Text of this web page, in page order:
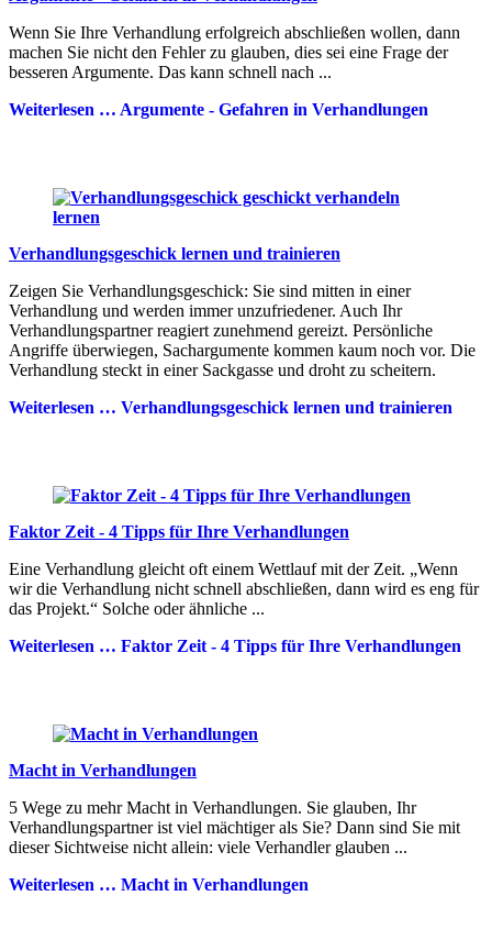
Wenn Sie Ihre Verhandlung erfolgreich abschließen wollen, dann
machen Sie nicht den Fehler zu glauben, dies sei eine Frage der
besseren Argumente. Das kann schnell nach ...
Weiterlesen … Argumente - Gefahren in Verhandlungen
Verhandlungsgeschick lernen und trainieren
Zeigen Sie Verhandlungsgeschick: Sie sind mitten in einer
Verhandlung und werden immer unzufriedener. Auch Ihr
Verhandlungspartner reagiert zunehmend gereizt. Persönliche
Angriffe überwiegen, Sachargumente kommen kaum noch vor. Die
Verhandlung steckt in einer Sackgasse und droht zu scheitern.
Weiterlesen … Verhandlungsgeschick lernen und trainieren
Faktor Zeit - 4 Tipps für Ihre Verhandlungen
Eine Verhandlung gleicht oft einem Wettlauf mit der Zeit. „Wenn
wir die Verhandlung nicht schnell abschließen, dann wird es eng für
das Projekt.“ Solche oder ähnliche ...
Weiterlesen … Faktor Zeit - 4 Tipps für Ihre Verhandlungen
Macht in Verhandlungen
5 Wege zu mehr Macht in Verhandlungen. Sie glauben, Ihr
Verhandlungspartner ist viel mächtiger als Sie? Dann sind Sie mit
dieser Sichtweise nicht allein: viele Verhandler glauben ...
Weiterlesen … Macht in Verhandlungen